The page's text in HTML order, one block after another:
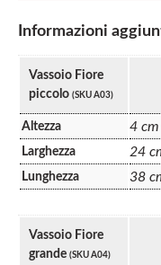
Informazioni
Vassoio Fiore
piccolo (SKU A03)
Altezza 4 cm
Larghezza 24
Lunghezza 38
Vassoio Fiore
grande (SKU A04)